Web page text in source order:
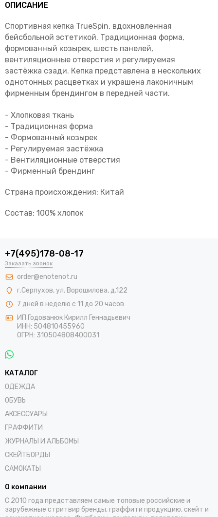
ОПИСАНИЕ
Спортивная кепка TrueSpin, вдохновленная
бейсбольной эстетикой. Традиционная форма,
формованный козырек, шесть панелей,
вентиляционные отверстия и регулируемая
застёжка сзади. Кепка представлена в нескольких
однотонных расцветках и украшена лаконичным
фирменным брендингом в передней части.
- Хлопковая ткань
- Традиционная форма
- Формованный козырек
- Регулируемая застёжка
- Вентиляционные отверстия
- Фирменный брендинг
Страна происхождения: Китай
Состав: 100% хлопок
+7(495)178-08-17
Заказать звонок
order@enotenot.ru
г.Серпухов, ул. Ворошилова, д.122
7 дней в неделю с 11 до 20 часов
ИП Годованюк Кирилл Геннадьевич
ИНН: 504810455960
ОГРН: 310504808400031
КАТАЛОГ
ОДЕЖДА
ОБУВЬ
АКСЕССУАРЫ
ГРАФФИТИ
ЖУРНАЛЫ И АЛЬБОМЫ
СКЕЙТБОРДЫ
САМОКАТЫ
О компании
С 2010 года представляем самые топовые российские и
зарубежные стритвир бренды, граффити продукцию, скейт и